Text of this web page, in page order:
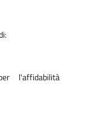
l'affidabilità